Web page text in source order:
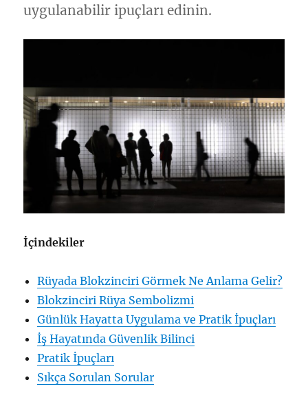
uygulanabilir ipuçları edinin.
İçindekiler
Rüyada Blokzinciri Görmek Ne Anlama Gelir?
Blokzinciri Rüya Sembolizmi
Günlük Hayatta Uygulama ve Pratik İpuçları
İş Hayatında Güvenlik Bilinci
Pratik İpuçları
Sıkça Sorulan Sorular